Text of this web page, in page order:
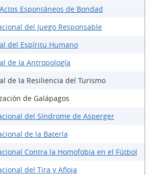
Espontáneos de Bondad
del Juego Responsable
del Espíritu Humano
de la Antropología
de la Resiliencia del Turismo
de Galápagos
del Síndrome de Asperger
de la Batería
Contra la Homofobia en el Fútbol
del Tira y Afloja